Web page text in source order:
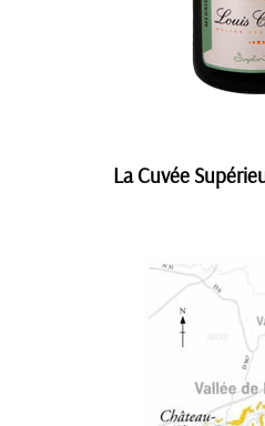
La Cuvée